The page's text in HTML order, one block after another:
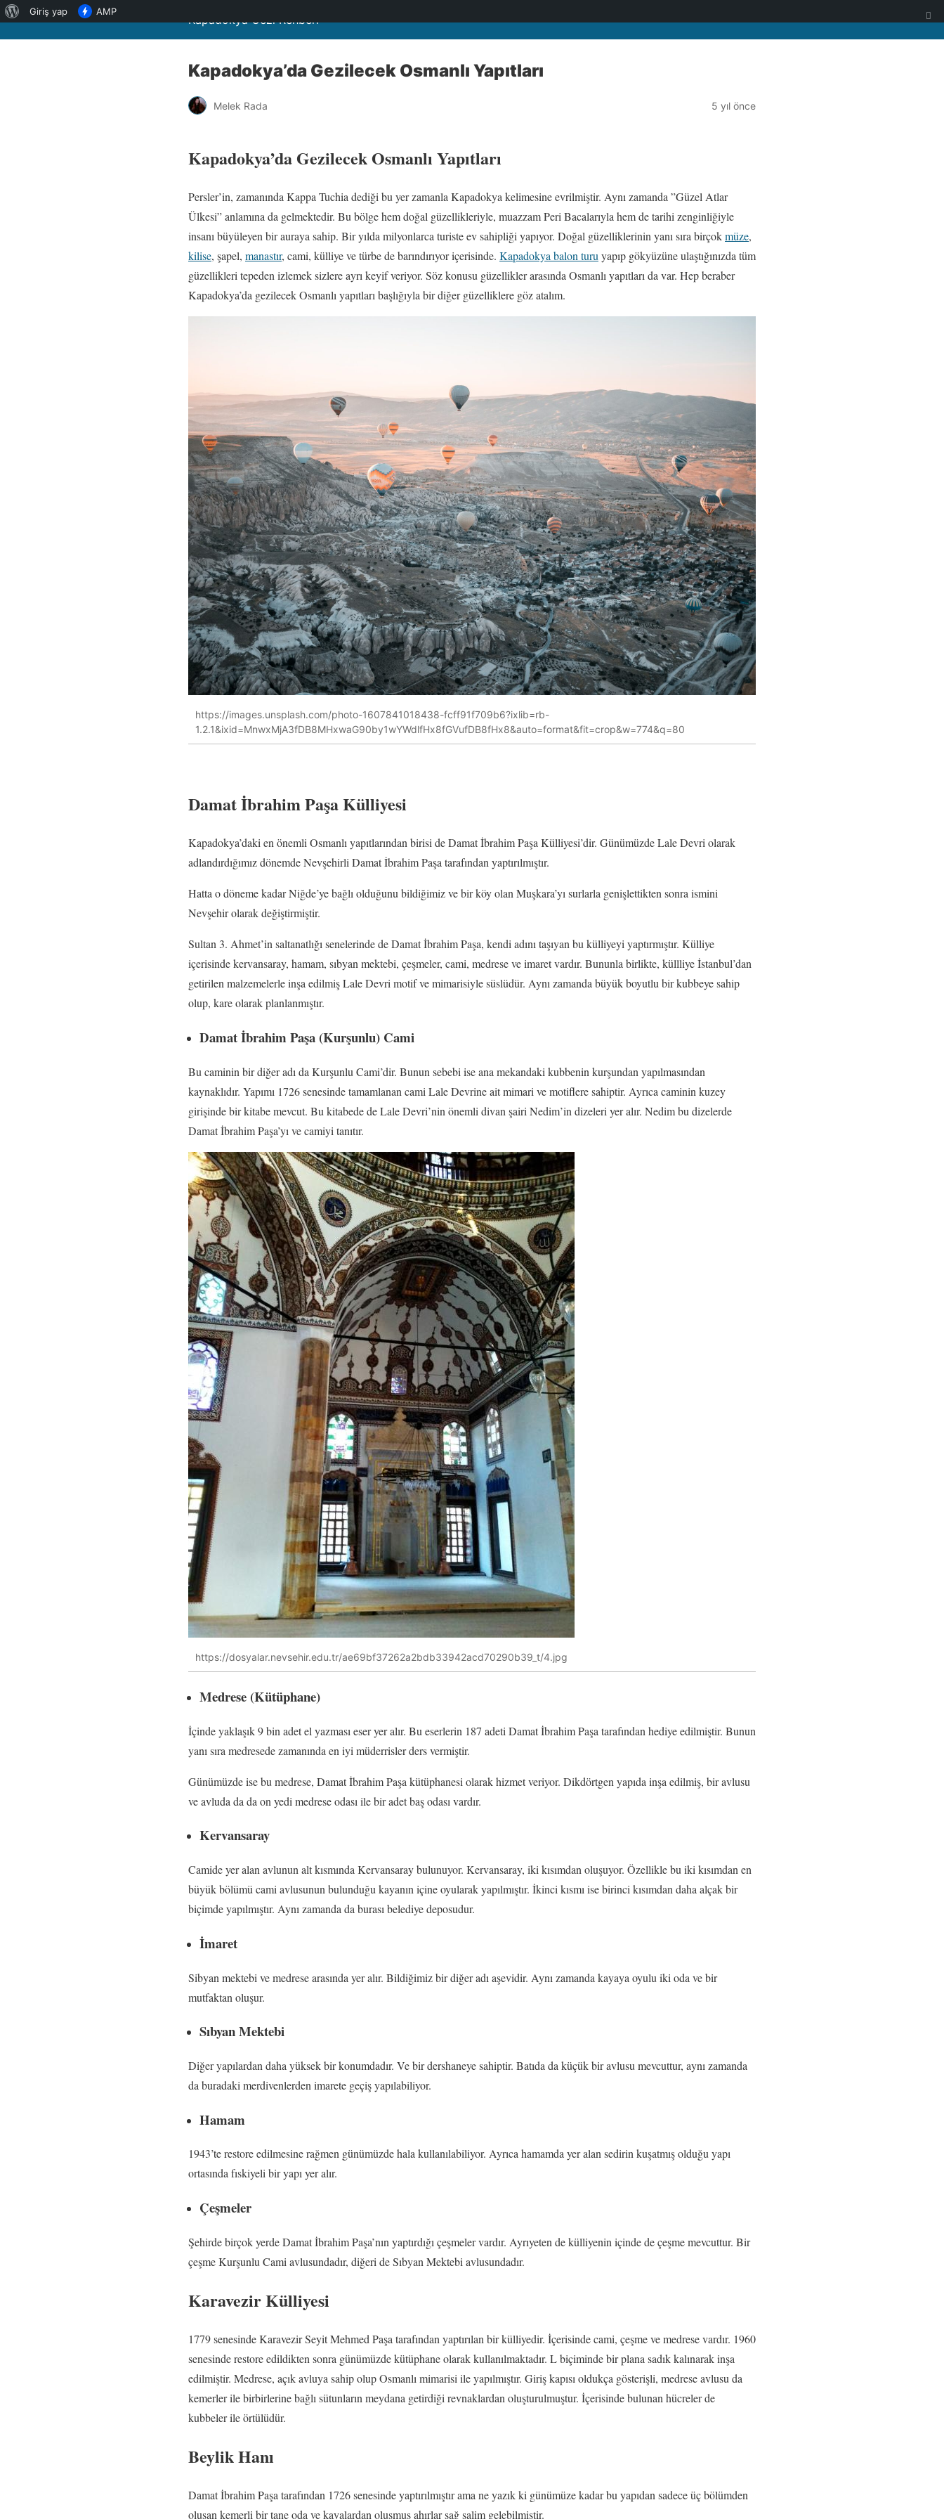
Kapadokya Gezi Rehberi
Kapadokya’da Gezilecek Osmanlı Yapıtları
Melek Rada 5 yıl önce
Kapadokya’da Gezilecek Osmanlı Yapıtları
Persler’in, zamanında Kappa Tuchia dediği bu yer zamanla Kapadokya kelimesine evrilmiştir. Aynı zamanda ”Güzel Atlar
Ülkesi” anlamına da gelmektedir. Bu bölge hem doğal güzellikleriyle, muazzam Peri Bacalarıyla hem de tarihi zenginliğiyle
insanı büyüleyen bir auraya sahip. Bir yılda milyonlarca turiste ev sahipliği yapıyor. Doğal güzelliklerinin yanı sıra birçokmüze,
kilise, şapel, manastır, cami, külliye ve türbe de barındırıyor içerisinde. Kapadokya balon turu yapıp gökyüzüne ulaştığınızda tüm
güzellikleri tepeden izlemek sizlere ayrı keyif veriyor. Söz konusu güzellikler arasında Osmanlı yapıtları da var. Hep beraber
Kapadokya’da gezilecek Osmanlı yapıtları başlığıyla bir diğer güzelliklere göz atalım.
https://images.unsplash.com/photo-1607841018438-fcff91f709b6?ixlib=rb-
1.2.1&ixid=MnwxMjA3fDB8MHxwaG90by1wYWdlfHx8fGVufDB8fHx8&auto=format&fit=crop&w=774&q=80
Damat İbrahim Paşa Külliyesi
Kapadokya’daki en önemli Osmanlı yapıtlarından birisi de Damat İbrahim Paşa Külliyesi’dir. Günümüzde Lale Devri olarak
adlandırdığımız dönemde Nevşehirli Damat İbrahim Paşa tarafından yaptırılmıştır.
Hatta o döneme kadar Niğde’ye bağlı olduğunu bildiğimiz ve bir köy olan Muşkara’yı surlarla genişlettikten sonra ismini
Nevşehir olarak değiştirmiştir.
Sultan 3. Ahmet’in saltanatlığı senelerinde de Damat İbrahim Paşa, kendi adını taşıyan bu külliyeyi yaptırmıştır. Külliye
içerisinde kervansaray, hamam, sıbyan mektebi, çeşmeler, cami, medrese ve imaret vardır. Bununla birlikte, küllliye İstanbul’dan
getirilen malzemelerle inşa edilmiş Lale Devri motif ve mimarisiyle süslüdür. Aynı zamanda büyük boyutlu bir kubbeye sahip
olup, kare olarak planlanmıştır.
Damat İbrahim Paşa (Kurşunlu) Cami
Bu caminin bir diğer adı da Kurşunlu Cami’dir. Bunun sebebi ise ana mekandaki kubbenin kurşundan yapılmasından
kaynaklıdır. Yapımı 1726 senesinde tamamlanan cami Lale Devrine ait mimari ve motiflere sahiptir. Ayrıca caminin kuzey
girişinde bir kitabe mevcut. Bu kitabede de Lale Devri’nin önemli divan şairi Nedim’in dizeleri yer alır. Nedim bu dizelerde
Damat İbrahim Paşa’yı ve camiyi tanıtır.
https://dosyalar.nevsehir.edu.tr/ae69bf37262a2bdb33942acd70290b39_t/4.jpg
Medrese (Kütüphane)
İçinde yaklaşık 9 bin adet el yazması eser yer alır. Bu eserlerin 187 adeti Damat İbrahim Paşa tarafından hediye edilmiştir. Bunun
yanı sıra medresede zamanında en iyi müderrisler ders vermiştir.
Günümüzde ise bu medrese, Damat İbrahim Paşa kütüphanesi olarak hizmet veriyor. Dikdörtgen yapıda inşa edilmiş, bir avlusu
ve avluda da da on yedi medrese odası ile bir adet baş odası vardır.
Kervansaray
Camide yer alan avlunun alt kısmında Kervansaray bulunuyor. Kervansaray, iki kısımdan oluşuyor. Özellikle bu iki kısımdan en
büyük bölümü cami avlusunun bulunduğu kayanın içine oyularak yapılmıştır. İkinci kısmı ise birinci kısımdan daha alçak bir
biçimde yapılmıştır. Aynı zamanda da burası belediye deposudur.
İmaret
Sibyan mektebi ve medrese arasında yer alır. Bildiğimiz bir diğer adı aşevidir. Aynı zamanda kayaya oyulu iki oda ve bir
mutfaktan oluşur.
Sıbyan Mektebi
Diğer yapılardan daha yüksek bir konumdadır. Ve bir dershaneye sahiptir. Batıda da küçük bir avlusu mevcuttur, aynı zamanda
da buradaki merdivenlerden imarete geçiş yapılabiliyor.
Hamam
1943’te restore edilmesine rağmen günümüzde hala kullanılabiliyor. Ayrıca hamamda yer alan sedirin kuşatmış olduğu yapı
ortasında fıskiyeli bir yapı yer alır.
Çeşmeler
Şehirde birçok yerde Damat İbrahim Paşa’nın yaptırdığı çeşmeler vardır. Ayrıyeten de külliyenin içinde de çeşme mevcuttur. Bir
çeşme Kurşunlu Cami avlusundadır, diğeri de Sıbyan Mektebi avlusundadır.
Karavezir Külliyesi
1779 senesinde Karavezir Seyit Mehmed Paşa tarafından yaptırılan bir külliyedir. İçerisinde cami, çeşme ve medrese vardır. 1960
senesinde restore edildikten sonra günümüzde kütüphane olarak kullanılmaktadır. L biçiminde bir plana sadık kalınarak inşa
edilmiştir. Medrese, açık avluya sahip olup Osmanlı mimarisi ile yapılmıştır. Giriş kapısı oldukça gösterişli, medrese avlusu da
kemerler ile birbirlerine bağlı sütunların meydana getirdiği revnaklardan oluşturulmuştur. İçerisinde bulunan hücreler de
kubbeler ile örtülüdür.
Beylik Hanı
Damat İbrahim Paşa tarafından 1726 senesinde yaptırılmıştır ama ne yazık ki günümüze kadar bu yapıdan sadece üç bölümden
oluşan kemerli bir tane oda ve kayalardan oluşmuş ahırlar sağ salim gelebilmiştir.
WordPress
Giriş yap AMP